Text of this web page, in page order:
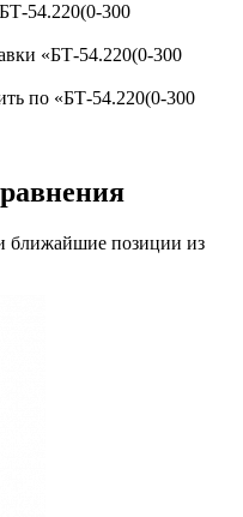
54.220(0-300
«БТ-54.220(0-300
по «БТ-54.220(0-300
ближайшие позиции из